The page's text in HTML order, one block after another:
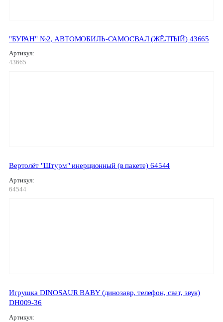
"БУРАН" №2, АВТОМОБИЛЬ-САМОСВАЛ (ЖЁЛТЫЙ) 43665
Артикул:
43665
Вертолёт "Штурм" инерционный (в пакете) 64544
Артикул:
64544
Игрушка DINOSAUR BABY (динозавр, телефон, свет, звук)
DH009-36
Артикул: